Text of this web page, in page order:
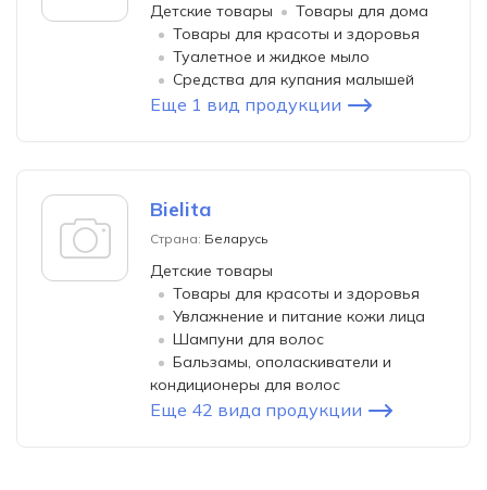
Детские товары
Товары для дома
Товары для красоты и здоровья
Туалетное и жидкое мыло
Средства для купания малышей
Еще 1 вид продукции
Bielita
Страна: Беларусь
Детские товары
Товары для красоты и здоровья
Увлажнение и питание кожи лица
Шампуни для волос
Бальзамы, ополаскиватели и
кондиционеры для волос
Еще 42 вида продукции